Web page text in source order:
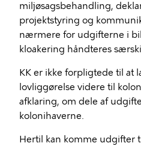
miljøsagsbehandling,
projektstyring og
nærmere for udgifterne i
kloakering håndteres
KK er ikke forpligtede til at
lovliggørelse videre til
afklaring, om dele af
kolonihaverne.
Hertil kan komme udgifter